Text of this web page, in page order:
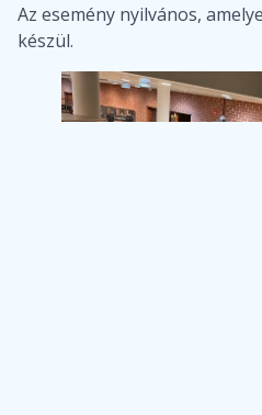
Az esemény nyilvános,
készül.